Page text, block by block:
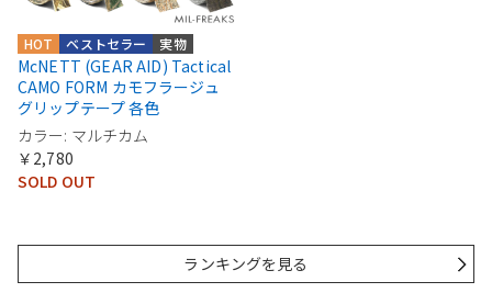
実物
ベストセラー
HOT
McNETT (GEAR AID) Tactical
CAMO FORM カモフラージュ
グリップテープ 各色
カラー: マルチカム
￥2,780
SOLD OUT
ランキングを見る